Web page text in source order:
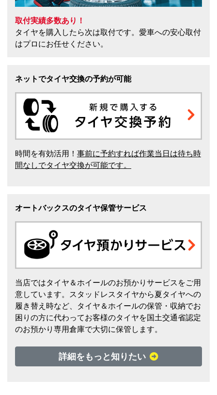
取付実績多数あり！
タイヤを購入したら次は取付です。愛車への安心取付
はプロにお任せください。
ネットでタイヤ交換の予約が可能
時間を有効活用！ 事前に予約すれば作業当日は待ち時
間なしでタイヤ交換が可能です。
オートバックスのタイヤ保管サービス
当店ではタイヤ＆ホイールのお預かりサービスをご用
意しています。スタッドレスタイヤから夏タイヤへの
履き替え時など、タイヤ＆ホイールの保管・収納でお
困りの方に代わってお客様のタイヤを国土交通省認定
のお預かり専用倉庫で大切に保管します。
詳細をもっと知りたい